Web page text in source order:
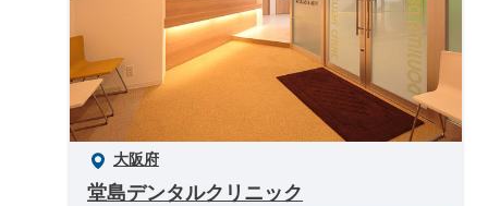
大阪府
堂島デンタルクリニック